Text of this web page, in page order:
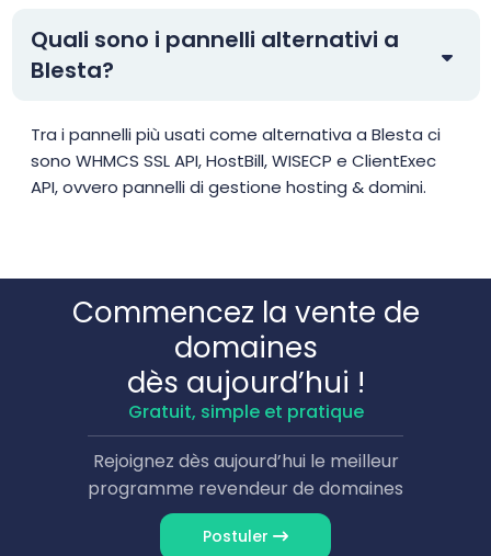
Quali sono i pannelli alternativi a
Blesta?
Tra i pannelli più usati come alternativa a Blesta ci
sono WHMCS SSL API, HostBill, WISECP e ClientExec
API, ovvero pannelli di gestione hosting & domini.
Commencez la vente de
domaines
dès aujourd’hui !
Gratuit, simple et pratique
Rejoignez dès aujourd’hui le meilleur
programme revendeur de domaines
Postuler